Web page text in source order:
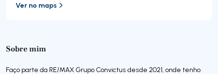
Sobre mim
Faço parte da RE/MAX Grupo Convictus desde 2021, onde tenho
Ver no maps